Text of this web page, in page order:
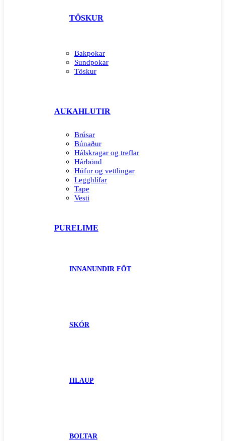
TÖSKUR
Bakpokar
Sundpokar
Töskur
AUKAHLUTIR
Brúsar
Búnaður
Hálskragar og treflar
Hárbönd
Húfur og vettlingar
Legghlífar
Tape
Vesti
PURELIME
INNANUNDIR FÖT
SKÓR
HLAUP
BOLTAR